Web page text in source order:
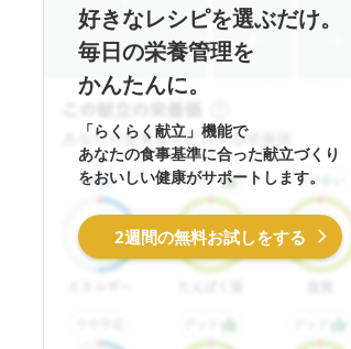
好きなレシピを選ぶだけ。
毎日の栄養管理を
かんたんに。
「らくらく献立」機能で
あなたの食事基準に合った献立づくり
をおいしい健康がサポートします。
2週間の無料お試しをする